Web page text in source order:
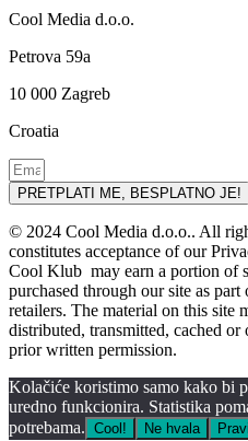
Cool Media d.o.o.
Petrova 59a
10 000 Zagreb
Croatia
PRETPLATI ME, BESPLATNO JE!
© 2024 Cool Media d.o.o.. All
constitutes acceptance of our
Cool Klub may earn a portion of
purchased through our site as
retailers. The material on this site
distributed, transmitted, cached
prior written permission.
Kolačiće koristimo samo kako bi
uredno funkcionira. Statistika
potrebama. Cool! Ne hvala